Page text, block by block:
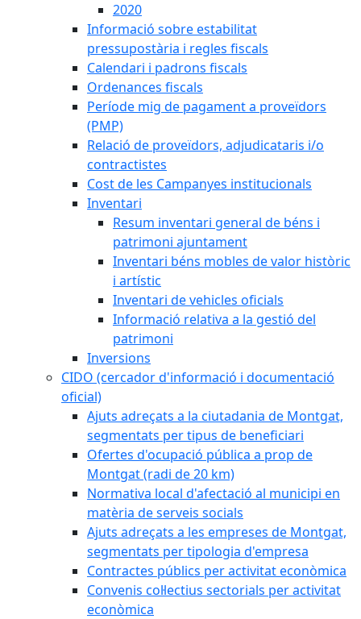
2020
Informació sobre estabilitat
pressupostària i regles fiscals
Calendari i padrons fiscals
Ordenances fiscals
Període mig de pagament a proveïdors
(PMP)
Relació de proveïdors, adjudicataris i/o
contractistes
Cost de les Campanyes institucionals
Inventari
Resum inventari general de béns i
patrimoni ajuntament
Inventari béns mobles de valor històric
i artístic
Inventari de vehicles oficials
Informació relativa a la gestió del
patrimoni
Inversions
CIDO (cercador d'informació i documentació
oficial)
Ajuts adreçats a la ciutadania de Montgat,
segmentats per tipus de beneficiari
Ofertes d'ocupació pública a prop de
Montgat (radi de 20 km)
Normativa local d'afectació al municipi en
matèria de serveis socials
Ajuts adreçats a les empreses de Montgat,
segmentats per tipologia d'empresa
Contractes públics per activitat econòmica
Convenis col·lectius sectorials per activitat
econòmica